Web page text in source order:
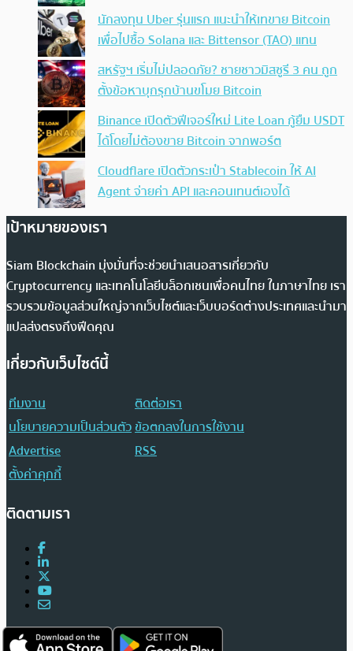
นักลงทุน Uber รุ่นแรก แนะนำให้เทขาย Bitcoin
เพื่อไปซื้อ Solana และ Bittensor (TAO) แทน
สหรัฐฯ เริ่มไม่ปลอดภัย? ชายชาวมิสซูรี 3 คน ถูก
ตั้งข้อหาบุกรุกบ้านขโมย Bitcoin
Binance เปิดตัวฟีเจอร์ใหม่ Lite Loan กู้ยืม USDT
ได้โดยไม่ต้องขาย Bitcoin จากพอร์ต
Cloudflare เปิดตัวกระเป๋า Stablecoin ให้ AI
Agent จ่ายค่า API และคอนเทนต์เองได้
เป้าหมายของเรา
Siam Blockchain มุ่งมั่นที่จะช่วยนำเสนอสารเกี่ยวกับ
Cryptocurrency และเทคโนโลยีบล็อกเชนเพื่อคนไทย ในภาษาไทย เรา
รวบรวมข้อมูลส่วนใหญ่จากเว็บไซต์และเว็บบอร์ดต่างประเทศและนำมา
แปลส่งตรงถึงฟีดคุณ
เกี่ยวกับเว็บไซต์นี้
ทีมงาน
ติดต่อเรา
นโยบายความเป็นส่วนตัวข้อตกลงในการใช้งาน
Advertise
RSS
ตั้งค่าคุกกี้
ติดตามเรา